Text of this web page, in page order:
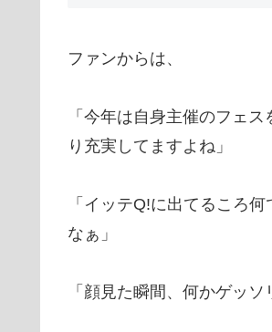
ファンからは、
「今年は自身主催のフェ
り充実してますよね」
「イッテQ!に出てるころ
なぁ」
「顔見た瞬間、何かゲッ